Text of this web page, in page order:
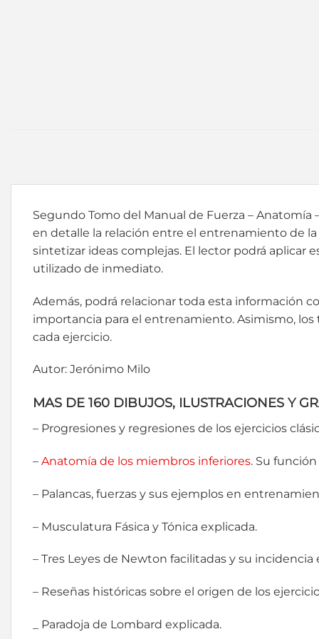
Segundo Tomo del Manual de Fuerza –
en detalle la relación entre el entrenamiento de
sintetizar ideas complejas. El lector podrá
utilizado de inmediato.
Además, podrá relacionar toda esta información
importancia para el entrenamiento. Asimismo,
cada ejercicio.
Autor: Jerónimo Milo
MAS DE 160 DIBUJOS, ILUSTRACIONES Y
– Progresiones y regresiones de los ejercicios
– Anatomía de los miembros inferiores. Su
– Palancas, fuerzas y sus ejemplos en
– Musculatura Fásica y Tónica explicada.
– Tres Leyes de Newton facilitadas y su
– Reseñas históricas sobre el origen de los
_ Paradoja de Lombard explicada.